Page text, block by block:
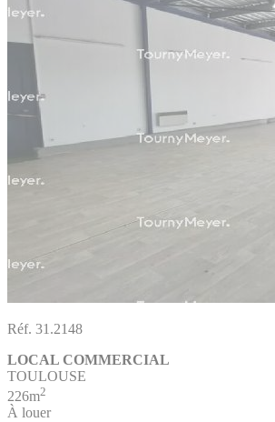
Réf. 31.2148
LOCAL COMMERCIAL
TOULOUSE
226m2
À louer